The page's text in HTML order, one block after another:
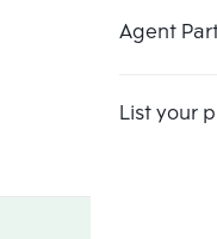
Agent
List your
Number 3